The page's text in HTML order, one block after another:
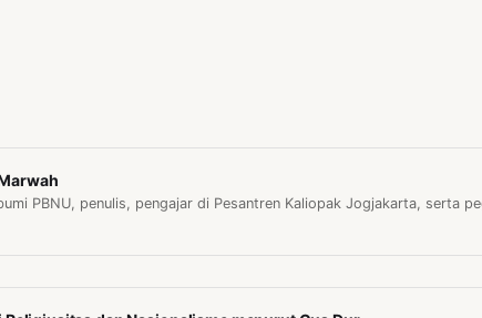
PBNU, penulis, pengajar di Pesantren Kaliopak Jogjakarta, serta